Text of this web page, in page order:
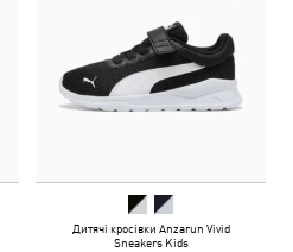
Дитячі кросівки Anzarun Vivid
Sneakers Kids